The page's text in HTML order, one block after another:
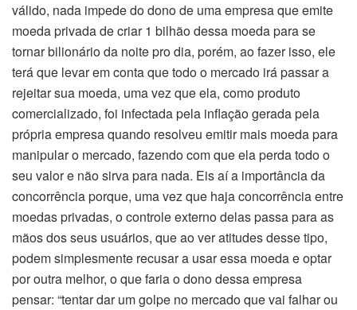
válido, nada impede do dono de uma empresa que emite
moeda privada de criar 1 bilhão dessa moeda para se
tornar bilionário da noite pro dia, porém, ao fazer isso, ele
terá que levar em conta que todo o mercado irá passar a
rejeitar sua moeda, uma vez que ela, como produto
comercializado, foi infectada pela inflação gerada pela
própria empresa quando resolveu emitir mais moeda para
manipular o mercado, fazendo com que ela perda todo o
seu valor e não sirva para nada. Eis aí a importância da
concorrência porque, uma vez que haja concorrência entre
moedas privadas, o controle externo delas passa para as
mãos dos seus usuários, que ao ver atitudes desse tipo,
podem simplesmente recusar a usar essa moeda e optar
por outra melhor, o que faria o dono dessa empresa
pensar: “tentar dar um golpe no mercado que vai falhar ou